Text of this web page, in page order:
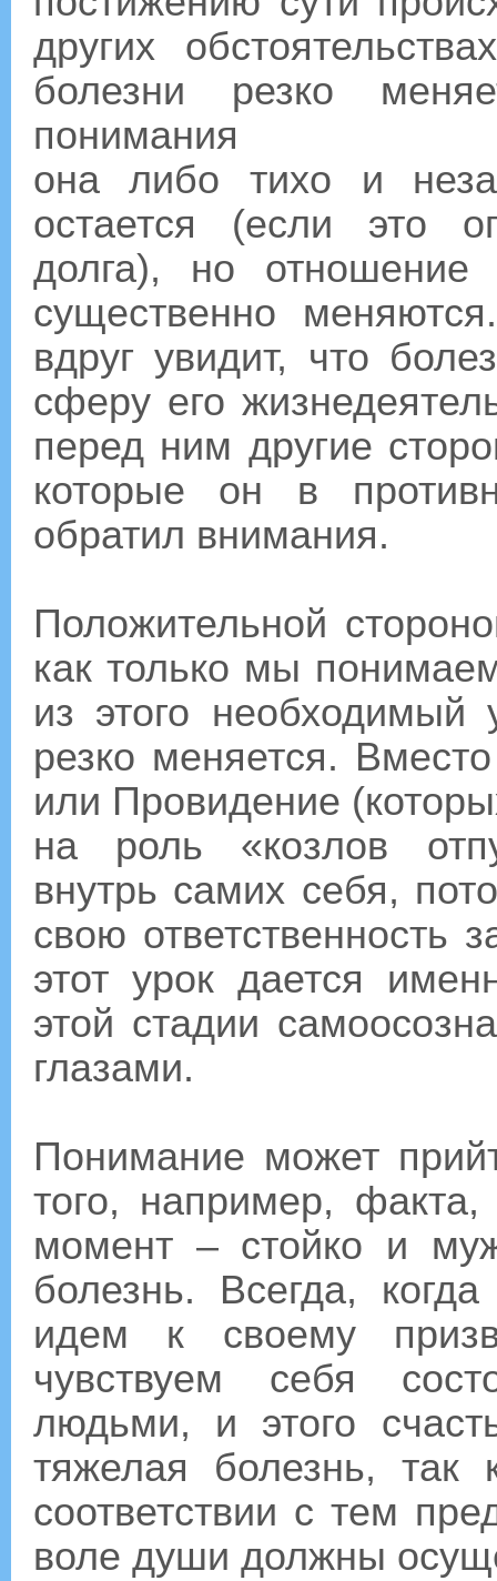
других
болезни резко
понимания
она либо тихо и
остается (если это
долга), но
существенно
вдруг увидит, что
сферу его
перед ним другие
которые он в
обратил внимания.
Положительной
как только мы
из этого
резко меняется.
или Провидение
на роль «козлов
внутрь самих себя,
свою ответственность
этот урок дается
этой стадии
глазами.
Понимание может
того, например,
момент – стойко и
болезнь. Всегда,
идем к своему
чувствуем себя
людьми, и этого
тяжелая болезнь,
соответствии с тем
воле души должны